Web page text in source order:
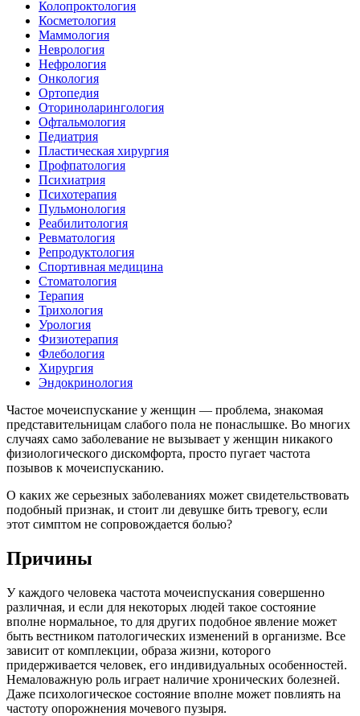
Колопроктология
Косметология
Маммология
Неврология
Нефрология
Онкология
Ортопедия
Оториноларингология
Офтальмология
Педиатрия
Пластическая хирургия
Профпатология
Психиатрия
Психотерапия
Пульмонология
Реабилитология
Ревматология
Репродуктология
Спортивная медицина
Стоматология
Терапия
Трихология
Урология
Физиотерапия
Флебология
Хирургия
Эндокринология
Частое мочеиспускание у женщин — проблема, знакомая
представительницам слабого пола не понаслышке. Во многих
случаях само заболевание не вызывает у женщин никакого
физиологического дискомфорта, просто пугает частота
позывов к мочеиспусканию.
О каких же серьезных заболеваниях может свидетельствовать
подобный признак, и стоит ли девушке бить тревогу, если
этот симптом не сопровождается болью?
Причины
У каждого человека частота мочеиспускания совершенно
различная, и если для некоторых людей такое состояние
вполне нормальное, то для других подобное явление может
быть вестником патологических изменений в организме. Все
зависит от комплекции, образа жизни, которого
придерживается человек, его индивидуальных особенностей.
Немаловажную роль играет наличие хронических болезней.
Даже психологическое состояние вполне может повлиять на
частоту опорожнения мочевого пузыря.